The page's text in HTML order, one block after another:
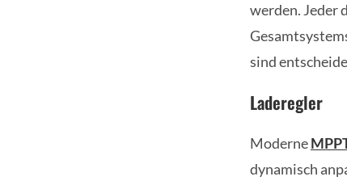
werden. Jeder
sind
Laderegler
Moderne
dynamisch